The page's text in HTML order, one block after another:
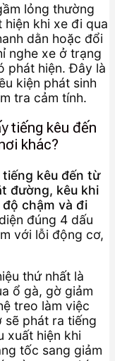
lỏng thường
hiện khi xe đi qua
dằn hoặc đổi
nghe xe ở trạng
phát hiện. Đây là
kiện phát sinh
tra cảm tính.
tiếng kêu đến
khác?
kêu đến từ
đường, kêu khi
chậm và đi
đúng 4 dấu
với lỗi động cơ,
thứ nhất là
ổ gà, gờ giảm
treo làm việc
sẽ phát ra tiếng
xuất hiện khi
tốc sang giảm